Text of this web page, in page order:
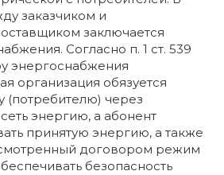
заказчиком и
заключается
Согласно п. 1 ст. 539
энергоснабжения
организация обязуется
(потребителю) через
энергию, а абонент
принятую энергию, а также
договором режим
безопасность